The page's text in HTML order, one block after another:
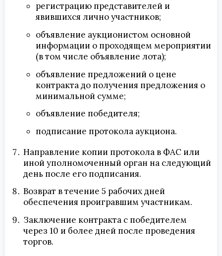
регистрацию представителей и
явившихся лично участников;
объявление аукционистом основной
информации о проходящем мероприятии
(в том числе объявление лота);
объявление предложений о цене
контракта до получения предложения о
минимальной сумме;
объявление победителя;
подписание протокола аукциона.
Направление копии протокола в ФАС или
иной уполномоченный орган на следующий
день после его подписания.
Возврат в течение 5 рабочих дней
обеспечения проигравшим участникам.
Заключение контракта с победителем
через 10 и более дней после проведения
торгов.